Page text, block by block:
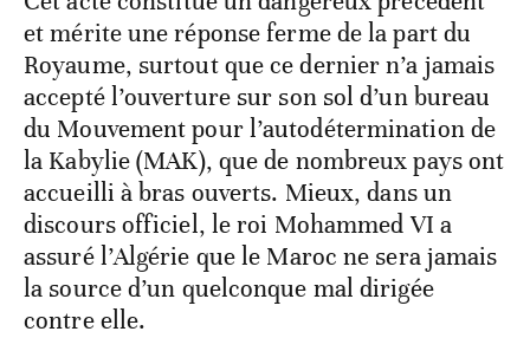
et mérite une réponse ferme de la part du
Royaume, surtout que ce dernier n’a jamais
accepté l’ouverture sur son sol d’un bureau
du Mouvement pour l’autodétermination de
la Kabylie (MAK), que de nombreux pays ont
accueilli à bras ouverts. Mieux, dans un
discours officiel, le roi Mohammed VI a
assuré l’Algérie que le Maroc ne sera jamais
la source d’un quelconque mal dirigée
contre elle.